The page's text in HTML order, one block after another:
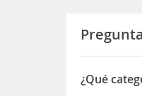
¿Qué